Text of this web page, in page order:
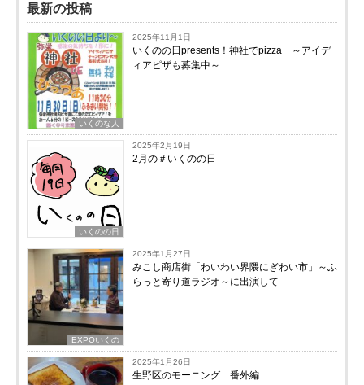
最新の投稿
いくのな人
2025年11月1日
いくのの日presents！神社でpizza ～アイデ
ィアピザも募集中～
いくのの日
2025年2月19日
2月の＃いくのの日
EXPOいくの
2025年1月27日
みこし商店街「わいわい界隈にぎわい市」～ふ
らっと寄り道ラジオ～に出演して
2025年1月26日
生野区のモーニング 番外編